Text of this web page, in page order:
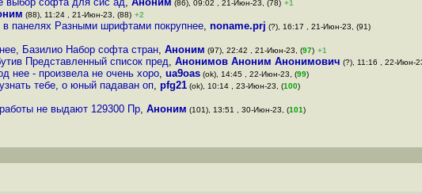
(86), 09:02 , 21-Июн-23, (78) +1
(88), 11:24 , 21-Июн-23, (88) +2
панелях Разными шрифтами покрупнее, noname.prj (?), 16:17 , 21-Июн-23, (91)
Базилио Набор софта стран, Аноним (97), 22:42 , 21-Июн-23, (97) +1
Представленный список пред, Анонимов Аноним Анонимович (?), 11:16 , 22-Июн-
нее - произвела не очень хоро, ua9oas (ok), 14:45 , 22-Июн-23, (99)
тебе, о юный падаван оп, pfg21 (ok), 10:14 , 23-Июн-23, (100)
не выдают 129300 Пр, Аноним (101), 13:51 , 30-Июн-23, (101)